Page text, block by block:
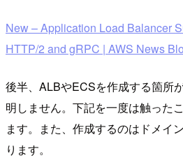
New – Application Load Balancer
HTTP/2 and gRPC | AWS News
後半、ALBやECSを作成する箇所
明しません。下記を一度は触った
ます。また、作成するのはドメイ
ります。